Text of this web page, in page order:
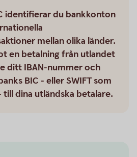
identifierar du bankkonton
mellan olika länder.
en betalning från utlandet
ditt IBAN-nummer och
BIC - eller SWIFT som
till dina utländska betalare.